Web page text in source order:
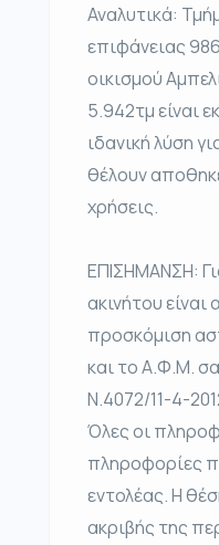
Αναλυτικά:
επιφάνειας
οικισμού
5.942τμ είναι
ιδανική λύση
θέλουν
χρήσεις.
ΕΠΙΣΗΜΑΝΣΗ:
ακινήτου
προσκόμιση
και το Α.Φ.Μ.
Ν.4072/11-4-
Όλες οι
πληροφορίες
εντολέας. Η
ακριβής της